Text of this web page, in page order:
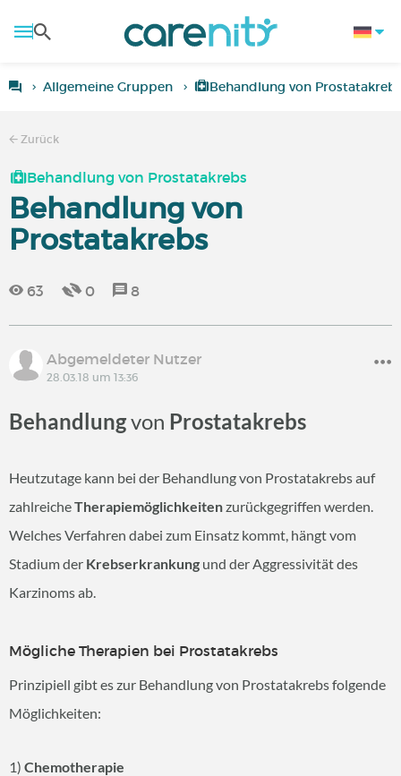
Allgemeine Gruppen Behandlung von
Zurück
Behandlung von Prostatakrebs
Behandlung von
Prostatakrebs
63 0 8
Abgemeldeter Nutzer
28.03.18 um 13:36
Behandlungvon Prostatakrebs
Heutzutage kann bei der Behandlung von Prostatakrebs auf
zahlreicheTherapiemöglichkeitenzurückgegriffen werden.
Welches Verfahren dabei zum Einsatz kommt, hängt vom
Stadium der Krebserkrankung und der Aggressivität des
Karzinoms ab.
Mögliche Therapien bei Prostatakrebs
Prinzipiell gibt es zur Behandlung von Prostatakrebs folgende
Möglichkeiten:
1) Chemotherapie